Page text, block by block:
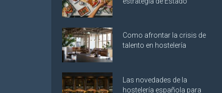
Como afrontar la crisis de
talento en hostelería
Las novedades de la
hostelería española para